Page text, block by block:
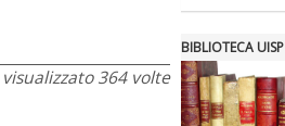
364 volte
BIBLIOTECA UISP